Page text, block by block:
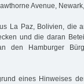
Avenue,
La Paz, Bolivien, die
und die daran
den Hamburger
eines Hinweises